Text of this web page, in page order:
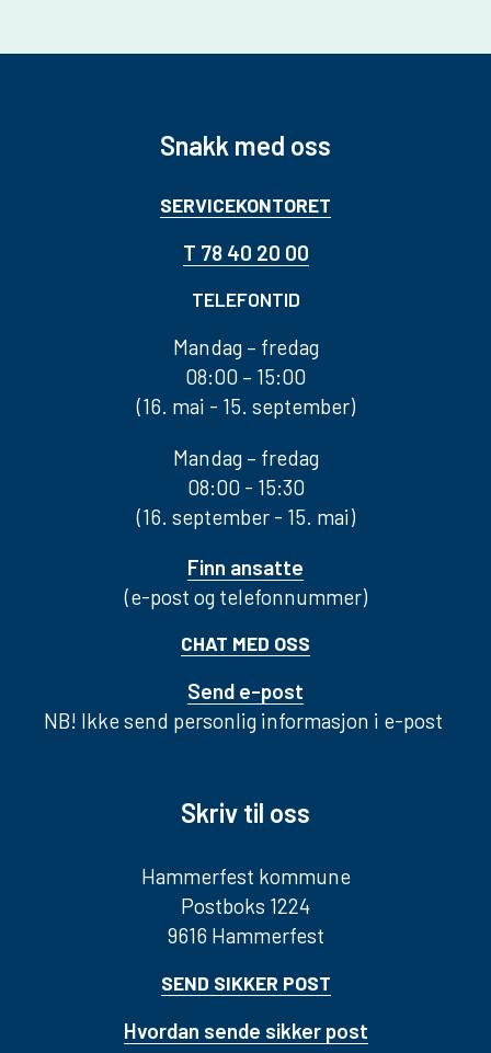
Snakk med oss
SERVICEKONTORET
T 78 40 20 00
TELEFONTID
Mandag – fredag
08:00 – 15:00
(16. mai - 15. september)
Mandag – fredag
08:00 - 15:30
(16. september - 15. mai)
Finn ansatte
(e-post og telefonnummer)
CHAT MED OSS
Send e-post
NB! Ikke send personlig informasjon i e-post
Skriv til oss
Hammerfest kommune
Postboks 1224
9616 Hammerfest
SEND SIKKER POST
Hvordan sende sikker post